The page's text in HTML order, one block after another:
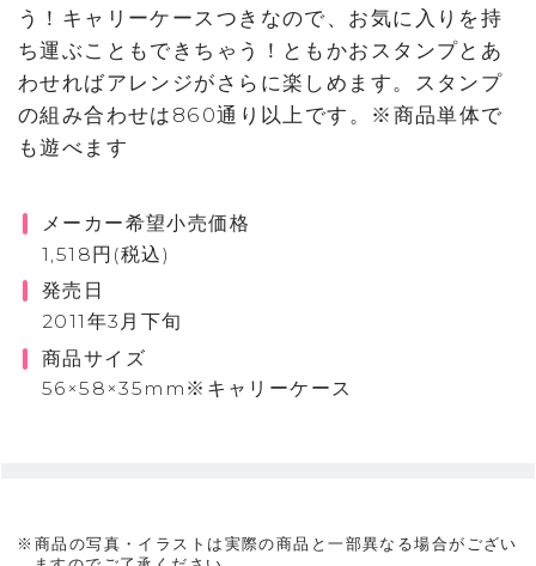
う！キャリーケースつきなので、お気に入りを持
ち運ぶこともできちゃう！ともかおスタンプとあ
わせればアレンジがさらに楽しめます。スタンプ
の組み合わせは860通り以上です。※商品単体で
も遊べます
メーカー希望小売価格
1,518円(税込)
発売日
2011年3月下旬
商品サイズ
56×58×35mm※キャリーケース
※商品の写真・イラストは実際の商品と一部異なる場合がござい